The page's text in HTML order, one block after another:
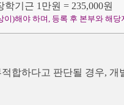
기근 1만원 = 235,000원
)해야 하며, 등록 후 본부와 해
합하다고 판단될 경우, 개